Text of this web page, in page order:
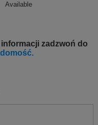
Available
zadzwoń do